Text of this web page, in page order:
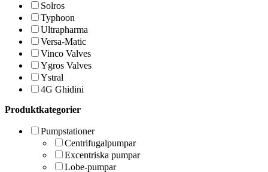
Solros
Typhoon
Ultrapharma
Versa-Matic
Vinco Valves
Ygros Valves
Ystral
4G Ghidini
Produktkategorier
Pumpstationer
Centrifugalpumpar
Excentriska pumpar
Lobe-pumpar